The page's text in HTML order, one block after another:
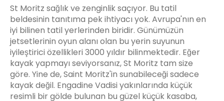
St Moritz sağlık ve zenginlik saçıyor. Bu tatil
beldesinin tanıtıma pek ihtiyacı yok. Avrupa'nın en
iyi bilinen tatil yerlerinden biridir. Günümüzün
jetsetlerinin oyun alanı olan bu yerin suyunun
iyileştirici özellikleri 3000 yıldır bilinmektedir. Eğer
kayak yapmayı seviyorsanız, St Moritz tam size
göre. Yine de, Saint Moritz'in sunabileceği sadece
kayak değil. Engadine Vadisi yakınlarında küçük
resimli bir gölde bulunan bu güzel küçük kasaba,